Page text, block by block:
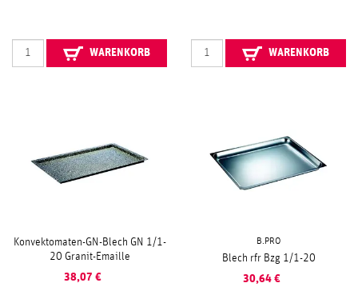
WARENKORB WARENKORB
Konvektomaten-GN-Blech GN 1/1-
20 Granit-Emaille
38,07 €
B.PRO
Blech rfr Bzg 1/1-20
30,64 €